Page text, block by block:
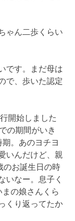
ゃん二歩くらい
です。まだ母は
で、歩いた認定
開始しました
の期間がいき
。あのヨチヨ
いんだけど、親
のお誕生日の時
いなー。息子く
の娘さんくら
くり返ってたか